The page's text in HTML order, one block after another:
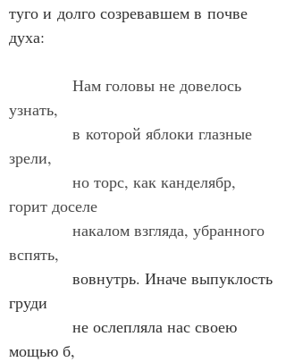
туго и долго созревавшем в почве
духа:
Нам головы не довелось
узнать,
в которой яблоки глазные
зрели,
но торс, как канделябр,
горит доселе
накалом взгляда, убранного
вспять,
вовнутрь. Иначе выпуклость
груди
не ослепляла нас своею
мощью б,